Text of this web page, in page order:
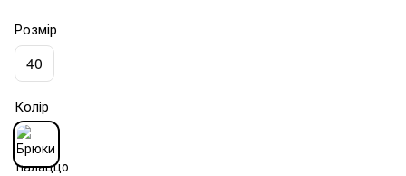
Розмір
40
Колір